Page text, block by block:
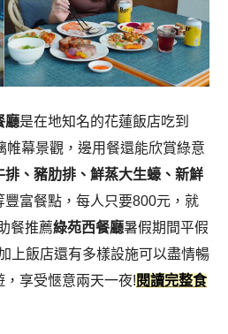
廳是在地知名的花蓮飯店吃到
帷幕景觀，邊用餐還能欣賞綠意
排、豬肋排、鮮蒸大生蠔、新鮮
豐富餐點，每人只要800元，就
餐推薦綠苑西餐廳暑假期間平假
上飯店還有多樣設施可以盡情暢
享受愜意兩天一夜! 閱讀完整食